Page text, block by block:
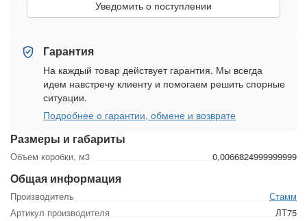
Размеры и габариты
Объем коробки, м3 0,0066824999999999
Общая информация
Производитель
Стамм
Артикул производителя
ЛТ75
Уведомить о поступлении
Гарантия
На каждый товар действует гарантия. Мы всегда
идем навстречу клиенту и помогаем решить спорные
ситуации.
Подробнее о гарантии, обмене и возврате